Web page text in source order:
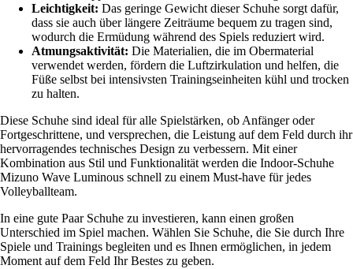
Leichtigkeit: Das geringe Gewicht dieser Schuhe sorgt dafür,
dass sie auch über längere Zeiträume bequem zu tragen sind,
wodurch die Ermüdung während des Spiels reduziert wird.
Atmungsaktivität: Die Materialien, die im Obermaterial
verwendet werden, fördern die Luftzirkulation und helfen, die
Füße selbst bei intensivsten Trainingseinheiten kühl und trocken
zu halten.
Diese Schuhe sind ideal für alle Spielstärken, ob Anfänger oder
Fortgeschrittene, und versprechen, die Leistung auf dem Feld durch ihr
hervorragendes technisches Design zu verbessern. Mit einer
Kombination aus Stil und Funktionalität werden die Indoor-Schuhe
Mizuno Wave Luminous schnell zu einem Must-have für jedes
Volleyballteam.
In eine gute Paar Schuhe zu investieren, kann einen großen
Unterschied im Spiel machen. Wählen Sie Schuhe, die Sie durch Ihre
Spiele und Trainings begleiten und es Ihnen ermöglichen, in jedem
Moment auf dem Feld Ihr Bestes zu geben.